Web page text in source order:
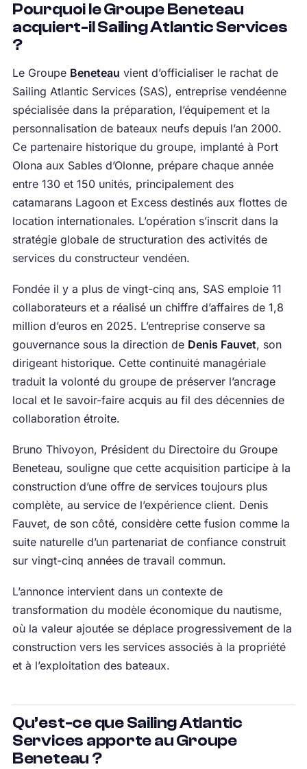
Pourquoi le Groupe Beneteau
acquiert-il Sailing Atlantic Services
?
Le Groupe Beneteau vient d’officialiser le rachat de
Sailing Atlantic Services (SAS), entreprise vendéenne
spécialisée dans la préparation, l’équipement et la
personnalisation de bateaux neufs depuis l’an 2000.
Ce partenaire historique du groupe, implanté à Port
Olona aux Sables d’Olonne, prépare chaque année
entre 130 et 150 unités, principalement des
catamarans Lagoon et Excess destinés aux flottes de
location internationales. L’opération s’inscrit dans la
stratégie globale de structuration des activités de
services du constructeur vendéen.
Fondée il y a plus de vingt-cinq ans, SAS emploie 11
collaborateurs et a réalisé un chiffre d’affaires de 1,8
million d’euros en 2025. L’entreprise conserve sa
gouvernance sous la direction de Denis Fauvet, son
dirigeant historique. Cette continuité managériale
traduit la volonté du groupe de préserver l’ancrage
local et le savoir-faire acquis au fil des décennies de
collaboration étroite.
Bruno Thivoyon, Président du Directoire du Groupe
Beneteau, souligne que cette acquisition participe à la
construction d’une offre de services toujours plus
complète, au service de l’expérience client. Denis
Fauvet, de son côté, considère cette fusion comme la
suite naturelle d’un partenariat de confiance construit
sur vingt-cinq années de travail commun.
L’annonce intervient dans un contexte de
transformation du modèle économique du nautisme,
où la valeur ajoutée se déplace progressivement de la
construction vers les services associés à la propriété
et à l’exploitation des bateaux.
Qu’est-ce que Sailing Atlantic
Services apporte au Groupe
Beneteau ?